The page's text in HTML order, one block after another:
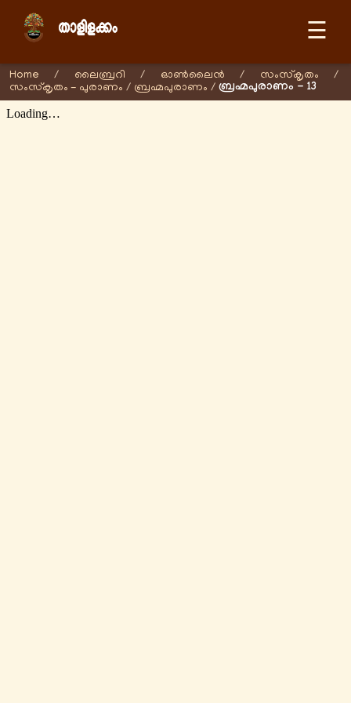
☰
Home / ലൈബ്രറി / ഓണ്‍ലൈന്‍ / സംസ്കൃതം
/
സംസ്കൃതം - പുരാണം / ബ്രഹ്മപുരാണം / ബ്രഹ്മപുരാണം - 13